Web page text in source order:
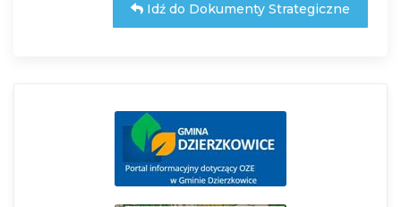
Idź do Dokumenty Strategiczne